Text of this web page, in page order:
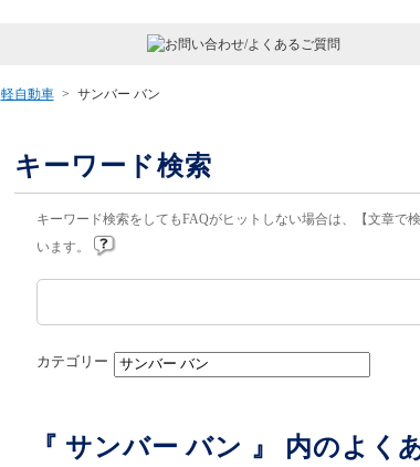
軽自動車 > サンバー バン
キーワード検索
キーワード検索をしてもFAQがヒットしない場合は、【文章
います。
カテゴリー
『 サンバー バン 』 内のよく